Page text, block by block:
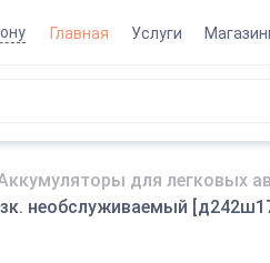
Главная Услуги
для легковых
необслуживаемый